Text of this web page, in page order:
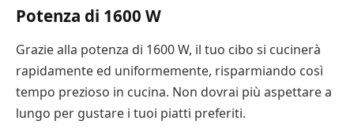
Potenza di 1600 W
Grazie alla potenza di 1600 W, il tuo cibo si cucinerà
rapidamente ed uniformemente, risparmiando così
tempo prezioso in cucina. Non dovrai più aspettare a
lungo per gustare i tuoi piatti preferiti.